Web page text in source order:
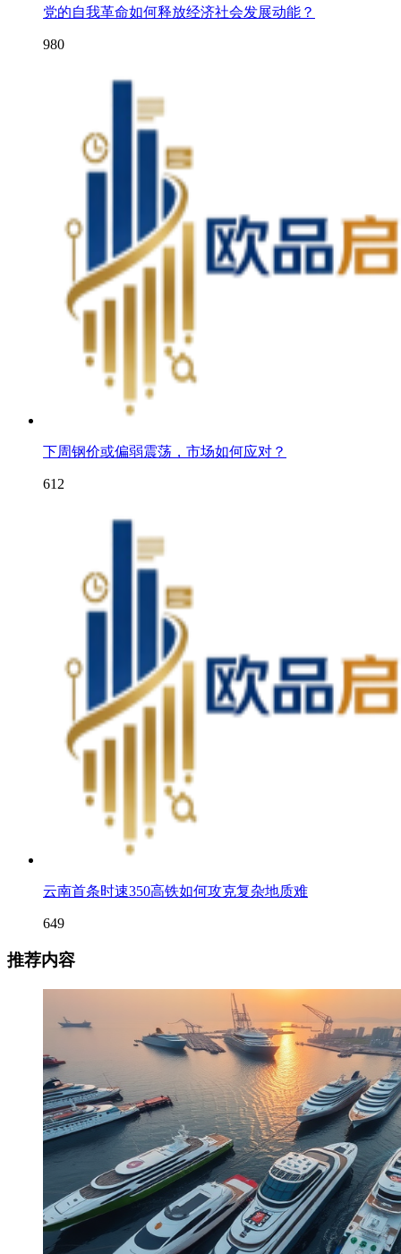
党的自我革命如何释放经济社会发展动能？
980
下周钢价或偏弱震荡，市场如何应对？
612
云南首条时速350高铁如何攻克复杂地质难
649
推荐内容